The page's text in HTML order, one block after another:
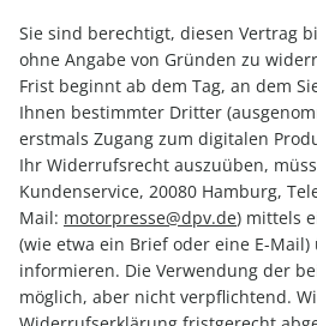
Sie sind berechtigt, diesen Vertrag
ohne Angabe von Gründen zu
Frist beginnt ab dem Tag, an dem
Ihnen bestimmter Dritter
erstmals Zugang zum digitalen
Ihr Widerrufsrecht auszuüben,
Kundenservice, 20080 Hamburg,
Mail: motorpresse@dpv.de) mittels
(wie etwa ein Brief oder eine E-
informieren. Die Verwendung der
möglich, aber nicht verpflichtend.